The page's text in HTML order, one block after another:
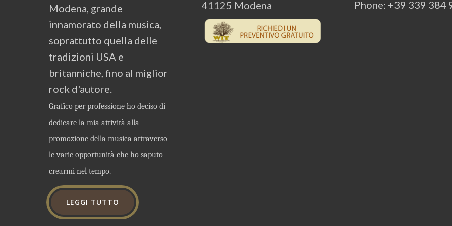
Modena, grande
innamorato della musica,
soprattutto quella delle
tradizioni USA e
britanniche, fino al miglior
rock d'autore.
Grafico per professione ho deciso di
dedicare la mia attività alla
promozione della musica attraverso
le varie opportunità che ho saputo
crearmi nel tempo.
LEGGI TUTTO
41125 Modena Phone: +39 339 384